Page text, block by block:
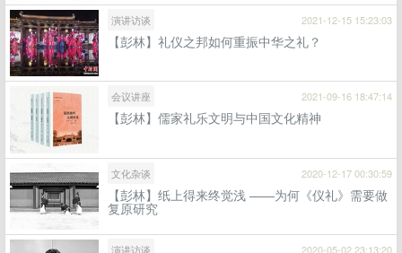
演讲访谈 2021-12-15 15:23:03
【彭林】礼仪之邦如何重振中华之礼？
会议讲座 2021-09-16 18:47:14
【彭林】儒家礼乐文明与中国文化精神
文化杂谈 2020-12-17 00:30:59
【彭林】纸上得来终觉浅 ——为何《仪礼》需要做
复原研究
演讲访谈 2020-05-02 23:13:20